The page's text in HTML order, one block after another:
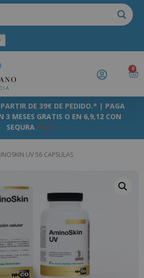
0
DE 39€ DE PEDIDO.* | PAGA
3 MESES GRATIS O EN 6,9,12 CON
SEQURA +info
UV 56 CAPSULAS